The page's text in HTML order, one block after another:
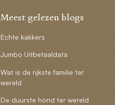
Meest gelezen blogs
Echte kakkers
Jumbo Uitbetaaldata
Wat is de rijkste familie ter
wereld
De duurste hond ter wereld